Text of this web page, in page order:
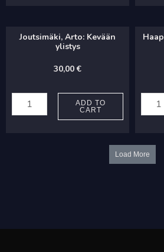
Joutsimäki, Arto: Kevään
ylistys
30,00€
Arto:
ADD TO
CART
Load More